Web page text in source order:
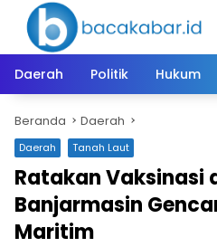
Langsung
konten
Daerah
Politik Hukum
Beranda Daerah
Daerah Tanah Laut
Ratakan Vaksinasi
Banjarmasin
Maritim